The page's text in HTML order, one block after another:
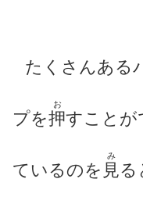
たくさんある
プを押
お
すことが
ているのを 見
み
る